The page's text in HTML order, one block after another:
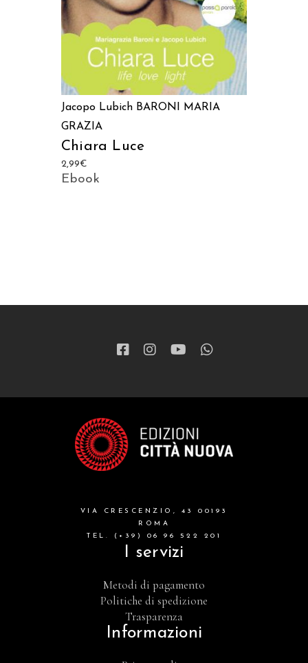
Jacopo Lubich BARONI MARIA
GRAZIA
Chiara Luce
2,99€
Ebook
VIA CRESCENZIO, 43 00193
ROMA
TEL. (+39) 06 96 522 201
I servizi
Metodi di pagamento
Politiche di spedizione
Trasparenza
Informazioni